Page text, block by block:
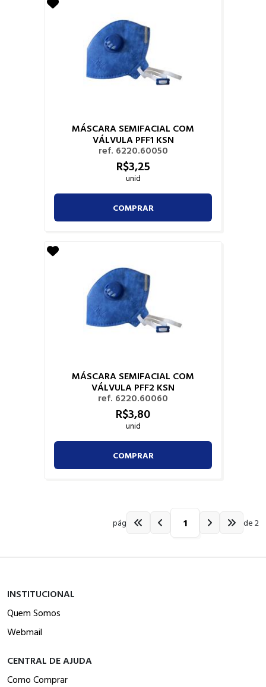
MÁSCARA SEMIFACIAL COM
VÁLVULA PFF1 KSN
ref. 6220.60050
R$3,25
unid
COMPRAR
MÁSCARA SEMIFACIAL COM
VÁLVULA PFF2 KSN
ref. 6220.60060
R$3,80
unid
COMPRAR
pág de 2
INSTITUCIONAL
Quem Somos
Webmail
CENTRAL DE AJUDA
Como Comprar